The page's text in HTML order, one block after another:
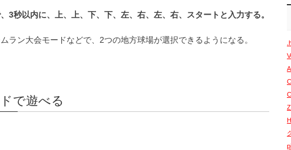
3秒以内に、上、上、下、下、左、右、左、右、スタートと入力する。
ラン大会モードなどで、2つの地方球場が選択できるようになる。
で遊べる